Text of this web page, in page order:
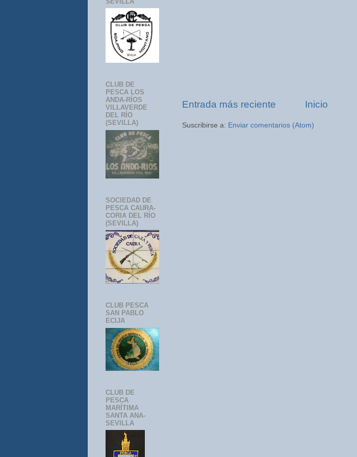
Entrada más reciente Inicio
Suscribirse a: Enviar comentarios (Atom)
CLUB DE
PESCA LOS
ANDA-RÍOS
VILLAVERDE
DEL RÍO
(SEVILLA)
SOCIEDAD DE
PESCA CAURA-
CORIA DEL RÍO
(SEVILLA)
CLUB PESCA
SAN PABLO
ECIJA
CLUB DE
PESCA
MARÍTIMA
SANTA ANA-
SEVILLA